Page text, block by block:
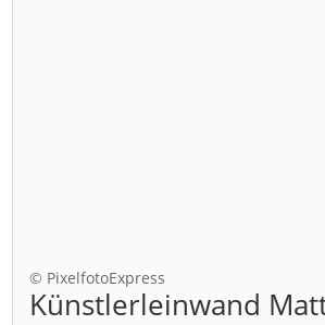
© PixelfotoExpress
Künstlerleinwand